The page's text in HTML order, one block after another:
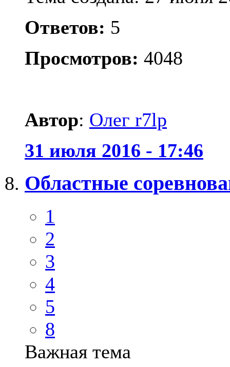
Ответов: 5
Просмотров: 4048
Автор: Олег r7lp
31 июля 2016 - 17:46
Областные
1
2
3
4
5
8
Важная тема